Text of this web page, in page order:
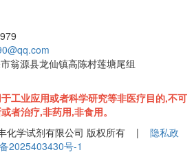
翁源县龙仙镇高陈村莲塘尾组
工业应用或者科学研究等非医疗目的,不可
者治疗,非药用,非食用。
化学试剂有限公司 版权所有 | 隐私政
2025403430号-1